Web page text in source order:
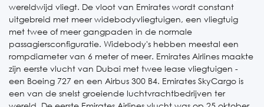
wereldwijd vliegt. De vloot van Emirates wordt constant
uitgebreid met meer widebodyvliegtuigen, een vliegtuig
met twee of meer gangpaden in de normale
passagiersconfiguratie. Widebody's hebben meestal een
rompdiameter van 6 meter of meer. Emirates Airlines maakte
zijn eerste vlucht van Dubai met twee lease vliegtuigen -
een Boeing 727 en een Airbus 300 B4. Emirates SkyCargo is
een van de snelst groeiende luchtvrachtbedrijven ter